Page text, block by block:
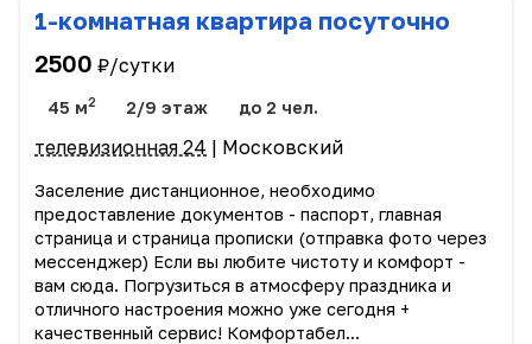
1-комнатная квартира посуточно
2500 ₽/сутки
45 м2 2/9 этаж до 2 чел.
телевизионная 24 | Московский
Заселение дистанционное, необходимо
предоставление документов - паспорт, главная
страница и страница прописки (отправка фото через
мессенджер) Если вы любите чистоту и комфорт -
вам сюда. Погрузиться в атмосферу праздника и
отличного настроения можно уже сегодня +
качественный сервис! Комфортабел...